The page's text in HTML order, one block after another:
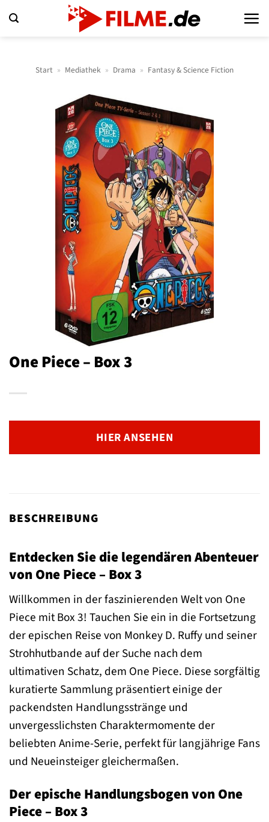
Inhalt
Start » Mediathek » Drama » Fantasy & Science Fiction
One Piece – Box 3
HIER ANSEHEN
BESCHREIBUNG
Entdecken Sie die legendären Abenteuer
von One Piece – Box 3
Willkommen in der faszinierenden Welt von One
Piece mit Box 3! Tauchen Sie ein in die Fortsetzung
der epischen Reise von Monkey D. Ruffy und seiner
Strohhutbande auf der Suche nach dem
ultimativen Schatz, dem One Piece. Diese sorgfältig
kuratierte Sammlung präsentiert einige der
packendsten Handlungsstränge und
unvergesslichsten Charaktermomente der
beliebten Anime-Serie, perfekt für langjährige Fans
und Neueinsteiger gleichermaßen.
Der epische Handlungsbogen von One
Piece – Box 3